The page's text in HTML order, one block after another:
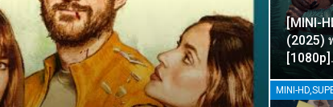
[MINI-
(2025)
MINI-